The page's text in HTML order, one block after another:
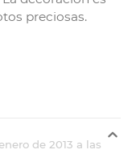
preciosas.
de 2013 a las